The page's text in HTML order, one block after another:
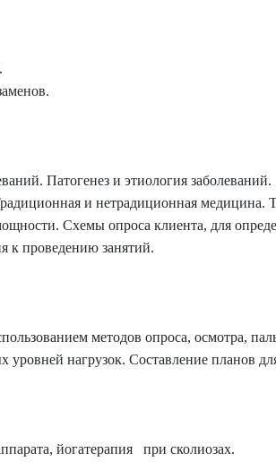
Патогенез и этиология
и нетрадиционная медицина.
Схемы опроса клиента, для
к проведению занятий.
методов опроса, осмотра,
нагрузок. Составление планов для
йогатерапия при сколиозах.